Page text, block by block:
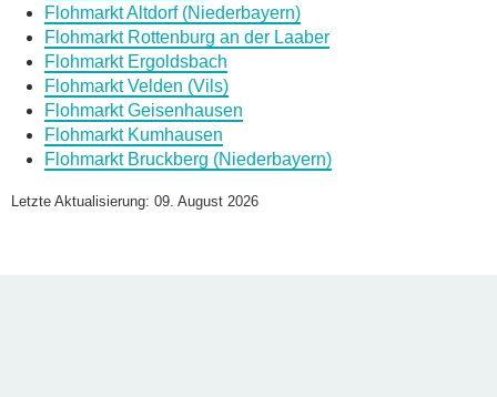
Daten des Flohmarkts
Name des Flohmarkts*
Flohmarkt Altdorf (Niederbayern)
Flohmarkt Rottenburg an der Laaber
Flohmarkt Ergoldsbach
Flohmarkt Velden (Vils)
Flohmarkt Geisenhausen
Flohmarkt Kumhausen
Flohmarkt Bruckberg (Niederbayern)
Letzte Aktualisierung: 09. August 2026